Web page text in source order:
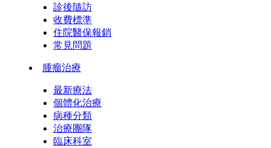
診後隨訪
收費標準
住院醫保報銷
常見問題
腫瘤治療
最新療法
個體化治療
病種分類
治療團隊
臨床科室